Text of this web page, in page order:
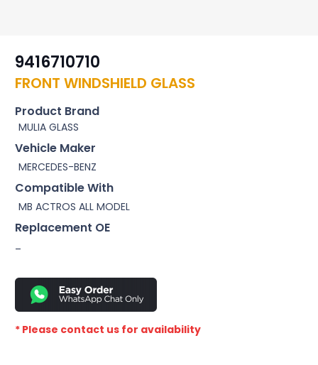
9416710710
FRONT WINDSHIELD GLASS
Product Brand
MULIA GLASS
Vehicle Maker
MERCEDES-BENZ
Compatible With
MB ACTROS ALL MODEL
Replacement OE
–
* Please contact us for availability